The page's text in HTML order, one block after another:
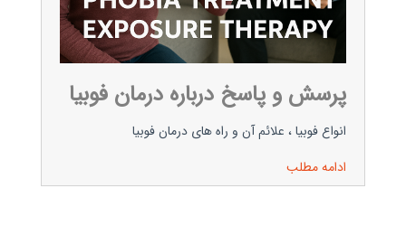
پرسش و پاسخ درباره درمان فوبیا
انواع فوبیا ، علائم آن و راه های درمان فوبیا
ادامه مطلب